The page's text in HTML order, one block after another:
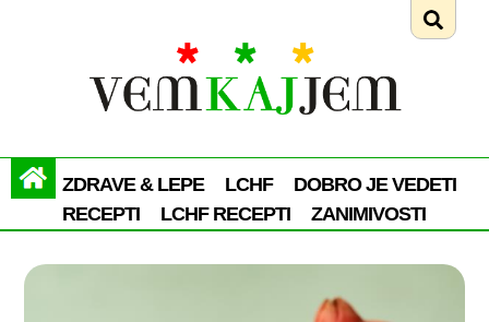
ZDRAVE & LEPE LCHF
DOBRO JE VEDETI
RECEPTI
LCHF RECEPTI ZANIMIVOSTI